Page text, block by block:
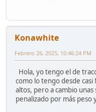
Konawhite
Febrero 26, 2025, 10:46:24 PM
Hola, yo tengo el de
como lo tengo desde
altos, pero a cambio
penalizado por más peso